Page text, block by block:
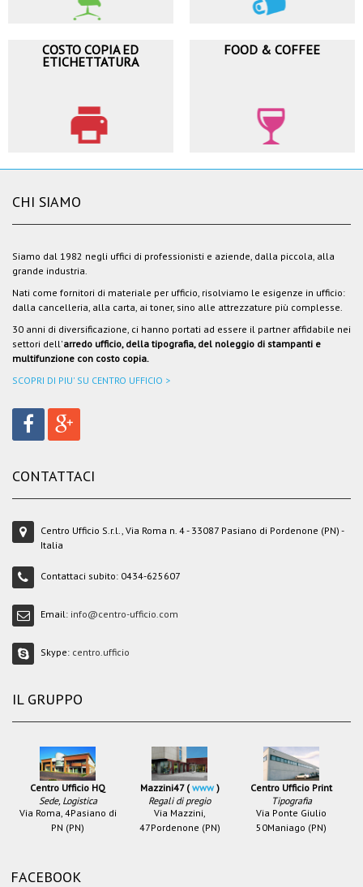
COSTO COPIA ED
ETICHETTATURA
FOOD & COFFEE
CHI SIAMO
Siamo dal 1982 negli uffici di professionisti e aziende, dalla piccola, alla
grande industria.
Nati come fornitori di materiale per ufficio, risolviamo le esigenze in ufficio:
dalla cancelleria, alla carta, ai toner, sino alle attrezzature più complesse.
30 anni di diversificazione, ci hanno portati ad essere il partner affidabile nei
settori dell'arredo ufficio, della tipografia, del noleggio di stampanti e
multifunzione con costo copia.
SCOPRI DI PIU' SU CENTRO UFFICIO >
CONTATTACI
Centro Ufficio S.r.l., Via Roma n. 4 - 33087 Pasiano di Pordenone (PN) -
Italia
Contattaci subito: 0434-625607
Email: info@centro-ufficio.com
Skype: centro.ufficio
IL GRUPPO
Centro Ufficio HQ
Sede, Logistica
Via Roma, 4Pasiano di
PN (PN)
Mazzini47 (www)
Regali di pregio
Via Mazzini,
47Pordenone (PN)
Centro Ufficio Print
Tipografia
Via Ponte Giulio
50Maniago (PN)
FACEBOOK